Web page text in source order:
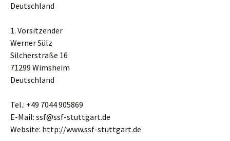
Deutschland
1. Vorsitzender
Werner Sülz
Silcherstraße 16
71299 Wimsheim
Deutschland
Tel.: +49 7044 905869
E-Mail: ssf@ssf-stuttgart.de
Website: http://www.ssf-stuttgart.de